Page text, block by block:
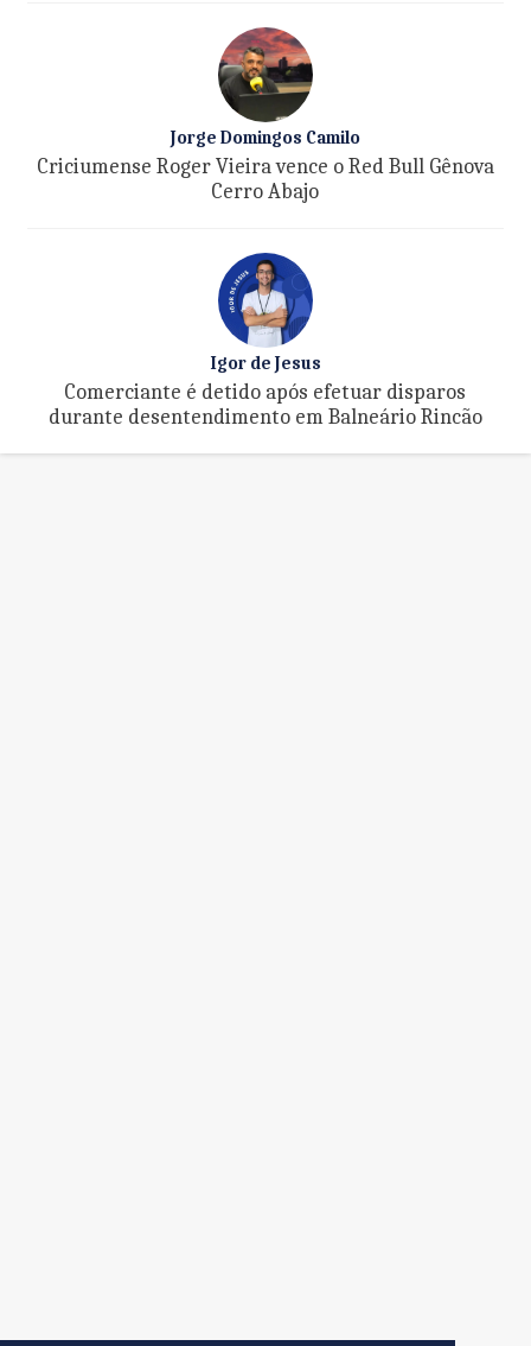
Jorge Domingos Camilo
Criciumense Roger Vieira vence o Red Bull Gênova
Cerro Abajo
Igor de Jesus
Comerciante é detido após efetuar disparos
durante desentendimento em Balneário Rincão